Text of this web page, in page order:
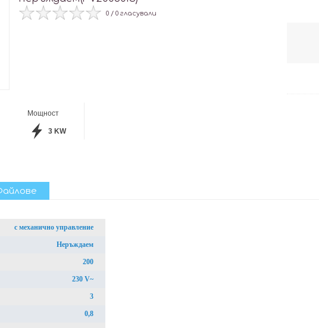
0 / 0 гласували
Мощност
3 KW
с механично управление
Неръждаем
200
230 V~
3
0,8